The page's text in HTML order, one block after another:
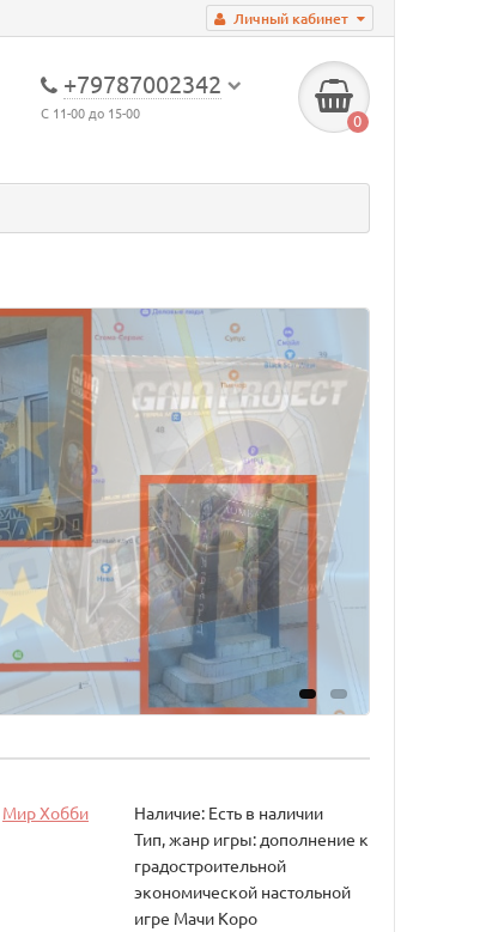
Личный кабинет
+79787002342
С 11-00 до 15-00 0
Мир Хобби
Наличие: Есть в наличии
Тип, жанр игры: дополнение к
градостроительной
экономической настольной
игре Мачи Коро